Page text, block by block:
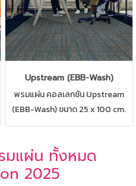
Upstream (EBB-Wash)
พรมแผ่น คอลเลกชัน Upstream
(EBB-Wash) ขนาด 25 x 100 cm.
พรมแผ่นที่มาครบสองดีไซน์ปูผสม
ทุกสถานที่ เช่น บ้าน สำนักงาน คอน
โด ห้องทำงาน ห้องประชุม ดูแลรักษา
มแผ่น ทั้งหมด
2025